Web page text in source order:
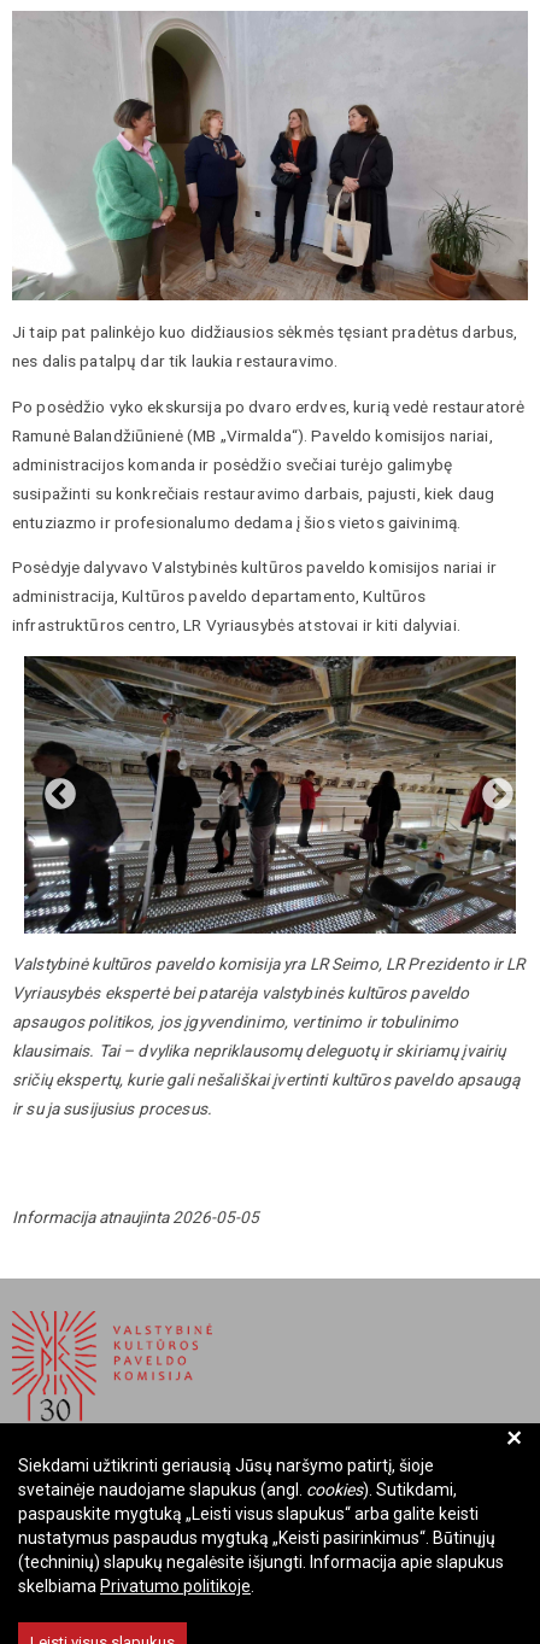
Ji taip pat palinkėjo kuo didžiausios sėkmės tęsiant pradėtus darbus,
nes dalis patalpų dar tik laukia restauravimo.
Po posėdžio vyko ekskursija po dvaro erdves, kurią vedė restauratorė
Ramunė Balandžiūnienė (MB „Virmalda“). Paveldo komisijos nariai,
administracijos komanda ir posėdžio svečiai turėjo galimybę
susipažinti su konkrečiais restauravimo darbais, pajusti, kiek daug
entuziazmo ir profesionalumo dedama į šios vietos gaivinimą.
Posėdyje dalyvavo Valstybinės kultūros paveldo komisijos nariai ir
administracija, Kultūros paveldo departamento, Kultūros
infrastruktūros centro, LR Vyriausybės atstovai ir kiti dalyviai.
Valstybinė kultūros paveldo komisija yra LR Seimo, LR Prezidento ir LR
Vyriausybės ekspertė bei patarėja valstybinės kultūros paveldo
apsaugos politikos, jos įgyvendinimo, vertinimo ir tobulinimo
klausimais. Tai – dvylika nepriklausomų deleguotų ir skiriamų įvairių
sričių ekspertų, kurie gali nešališkai įvertinti kultūros paveldo apsaugą
ir su ja susijusius procesus.
Informacija atnaujinta 2026-05-05
BIUDŽETINĖ ĮSTAIGA LIETUVOS RESPUBLIKOS
VALSTYBINĖ KULTŪROS PAVELDO KOMISIJA
Įmonės kodas: Juridinių asmenų registre 288700520
Adresas: Rūdninkų g. 13, 01135 Vilnius
+
Siekdami užtikrinti geriausią Jūsų naršymo patirtį, šioje
svetainėje naudojame slapukus (angl. cookies). Sutikdami,
paspauskite mygtuką „Leisti visus slapukus“ arba galite keisti
nustatymus paspaudus mygtuką „Keisti pasirinkimus“. Būtinųjų
(techninių) slapukų negalėsite išjungti. Informacija apie slapukus
skelbiama Privatumo politikoje